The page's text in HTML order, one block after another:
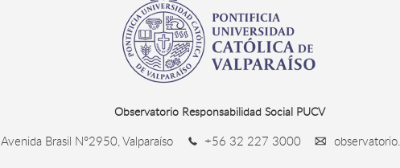
Observatorio Responsabilidad Social PUCV
Avenida Brasil N°2950, Valparaíso +56 32 227 3000